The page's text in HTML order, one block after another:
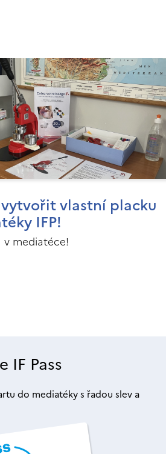
vlastní placku
IFP!
v mediatéce!
IF Pass
do mediatéky s řadou slev a